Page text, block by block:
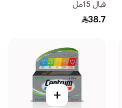
فيال 15مل
38.7
+